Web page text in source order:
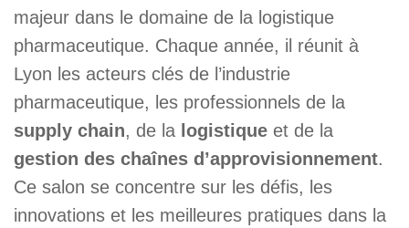
majeur dans le domaine de la logistique
pharmaceutique. Chaque année, il réunit à
Lyon les acteurs clés de l’industrie
pharmaceutique, les professionnels de la
supply chain, de la logistique et de la
gestion des chaînes d’approvisionnement.
Ce salon se concentre sur les défis, les
innovations et les meilleures pratiques dans la